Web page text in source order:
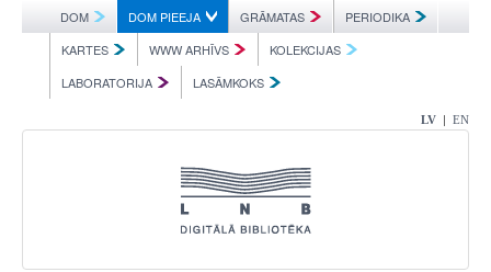
DOM DOM PIEEJA GRĀMATAS
PERIODIKA
KARTES
WWW ARHĪVS
KOLEKCIJAS
LABORATORIJA
LASĀMKOKS
LV | EN